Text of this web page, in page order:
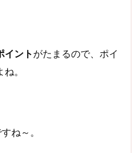
イント がたまるので、ポイ
。
ね～。